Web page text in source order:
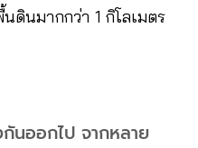
ดินมากกว่า 1 กิโลเมตร
นออกไป จากหลาย